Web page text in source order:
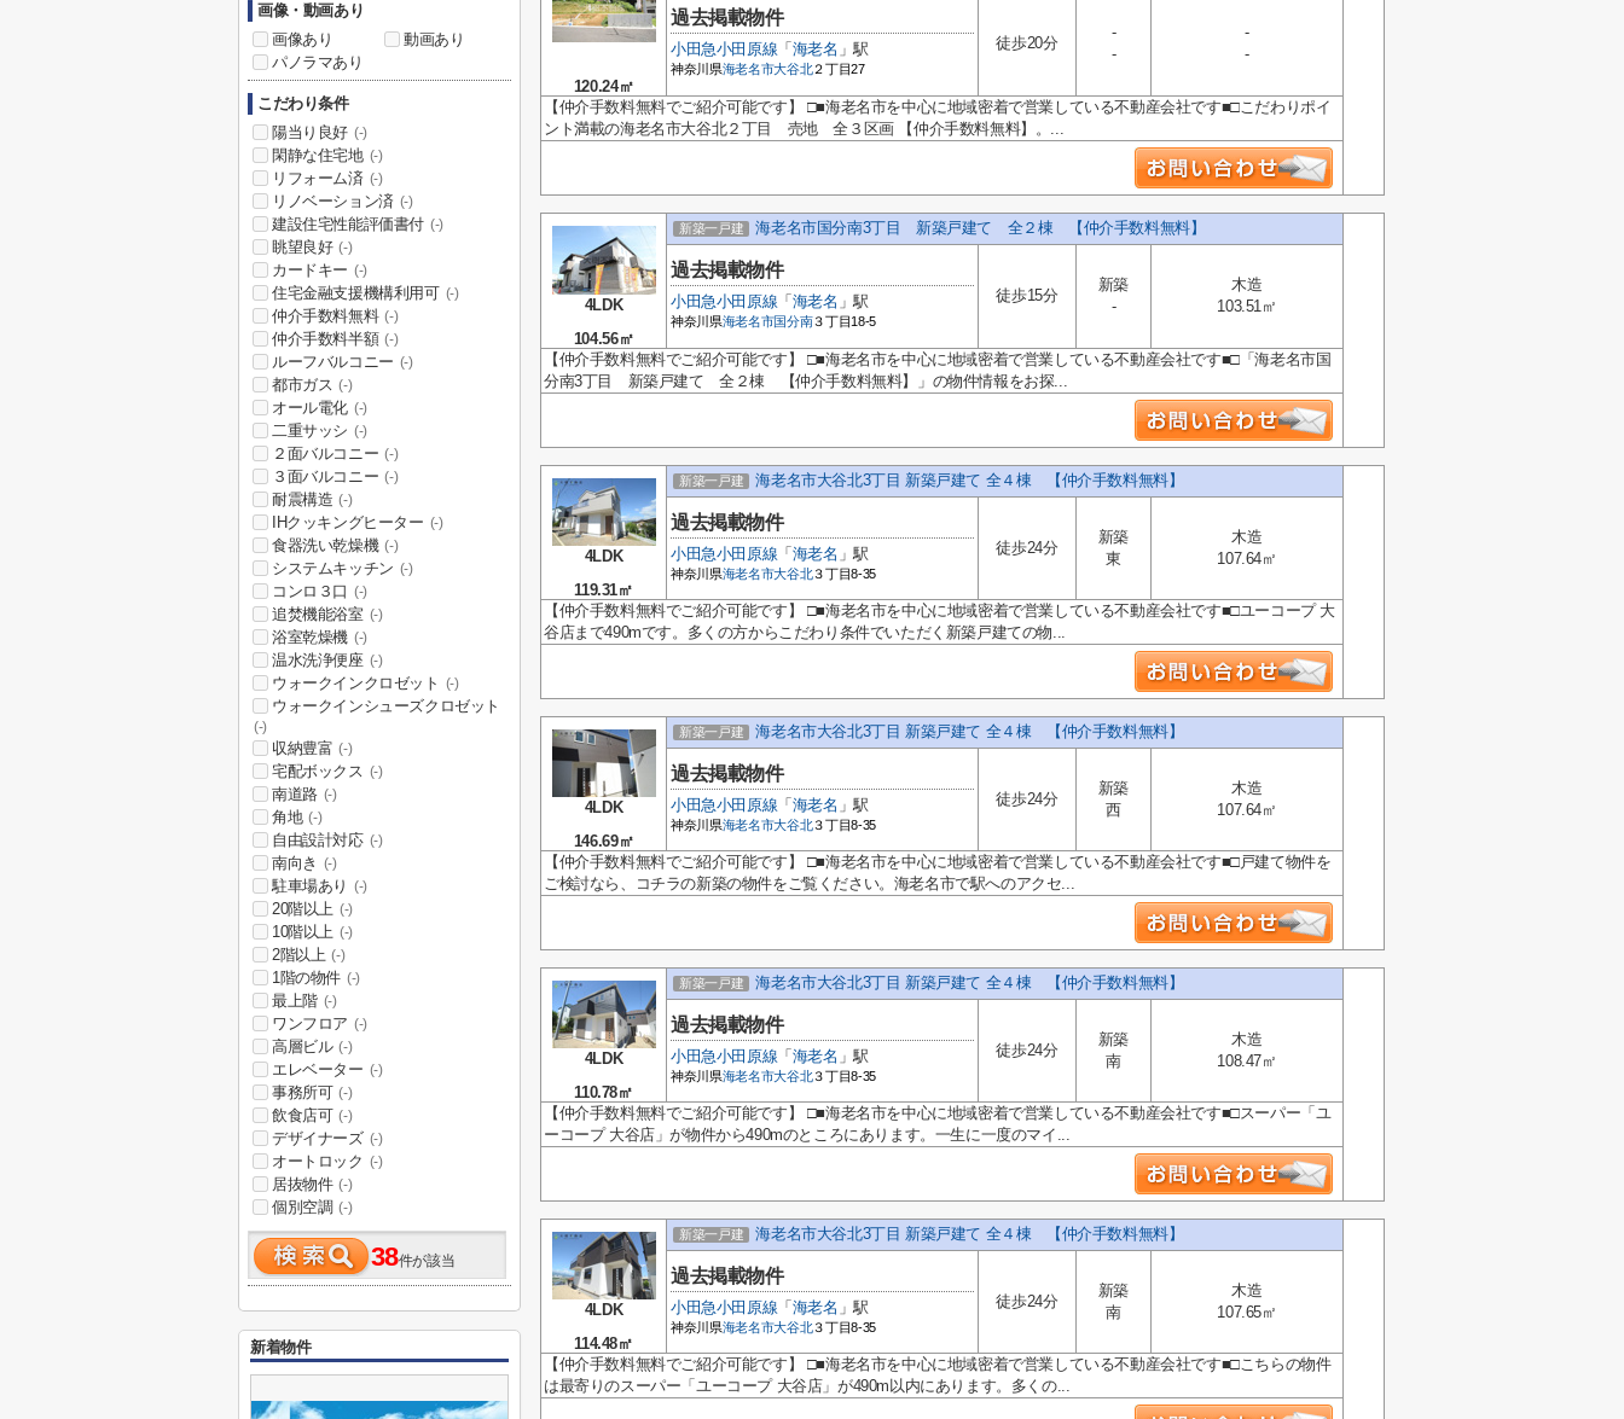
120.24㎡
過去掲載物件
小田急小田原線 「 海老名 」駅
神奈川県海老名市大谷北２丁目27
徒歩20分
-
-
-
-
【仲介手数料無料でご紹介可能です】 □■海老名市を中心に地域密着で営業している不動産会社です■□こだわりポイ
ント満載の海老名市大谷北２丁目 売地 全３区画 【仲介手数料無料】。...
4LDK
104.56㎡
新築一戸建 海老名市国分南3丁目 新築戸建て 全２棟 【仲介手数料無料】
過去掲載物件
小田急小田原線 「 海老名 」駅
神奈川県海老名市国分南３丁目18-5
徒歩15分
新築
-
木造
103.51㎡
【仲介手数料無料でご紹介可能です】 □■海老名市を中心に地域密着で営業している不動産会社です■□「海老名市国
分南3丁目 新築戸建て 全２棟 【仲介手数料無料】」の物件情報をお探...
4LDK
119.31㎡
新築一戸建 海老名市大谷北3丁目 新築戸建て 全４棟 【仲介手数料無料】
過去掲載物件
小田急小田原線 「 海老名 」駅
神奈川県海老名市大谷北３丁目8-35
徒歩24分
新築
東
木造
107.64㎡
【仲介手数料無料でご紹介可能です】 □■海老名市を中心に地域密着で営業している不動産会社です■□ユーコープ 大
谷店まで490mです。多くの方からこだわり条件でいただく新築戸建ての物...
4LDK
146.69㎡
新築一戸建 海老名市大谷北3丁目 新築戸建て 全４棟 【仲介手数料無料】
過去掲載物件
小田急小田原線 「 海老名 」駅
神奈川県海老名市大谷北３丁目8-35
徒歩24分
新築
西
木造
107.64㎡
【仲介手数料無料でご紹介可能です】 □■海老名市を中心に地域密着で営業している不動産会社です■□戸建て物件を
ご検討なら、コチラの新築の物件をご覧ください。海老名市で駅へのアクセ...
4LDK
110.78㎡
新築一戸建 海老名市大谷北3丁目 新築戸建て 全４棟 【仲介手数料無料】
過去掲載物件
小田急小田原線 「 海老名 」駅
神奈川県海老名市大谷北３丁目8-35
徒歩24分
新築
南
木造
108.47㎡
【仲介手数料無料でご紹介可能です】 □■海老名市を中心に地域密着で営業している不動産会社です■□スーパー「ユ
ーコープ 大谷店」が物件から490mのところにあります。一生に一度のマイ...
4LDK
114.48㎡
新築一戸建 海老名市大谷北3丁目 新築戸建て 全４棟 【仲介手数料無料】
過去掲載物件
小田急小田原線 「 海老名 」駅
神奈川県海老名市大谷北３丁目8-35
徒歩24分
新築
南
木造
107.65㎡
【仲介手数料無料でご紹介可能です】 □■海老名市を中心に地域密着で営業している不動産会社です■□こちらの物件
は最寄りのスーパー「ユーコープ 大谷店」が490m以内にあります。多くの...
画像・動画あり
画像あり
動画あり
パノラマあり
こだわり条件
陽当り良好 (-)
閑静な住宅地 (-)
リフォーム済 (-)
リノベーション済 (-)
建設住宅性能評価書付 (-)
眺望良好 (-)
カードキー (-)
住宅金融支援機構利用可 (-)
仲介手数料無料 (-)
仲介手数料半額 (-)
ルーフバルコニー (-)
都市ガス (-)
オール電化 (-)
二重サッシ (-)
２面バルコニー (-)
３面バルコニー (-)
耐震構造 (-)
IHクッキングヒーター (-)
食器洗い乾燥機 (-)
システムキッチン (-)
コンロ３口 (-)
追焚機能浴室 (-)
浴室乾燥機 (-)
温水洗浄便座 (-)
ウォークインクロゼット (-)
ウォークインシューズクロゼット
(-)
収納豊富 (-)
宅配ボックス (-)
南道路 (-)
角地 (-)
自由設計対応 (-)
南向き (-)
駐車場あり (-)
20階以上 (-)
10階以上 (-)
2階以上 (-)
1階の物件 (-)
最上階 (-)
ワンフロア (-)
高層ビル (-)
エレベーター (-)
事務所可 (-)
飲食店可 (-)
デザイナーズ (-)
オートロック (-)
居抜物件 (-)
個別空調 (-)
38件が該当
新着物件